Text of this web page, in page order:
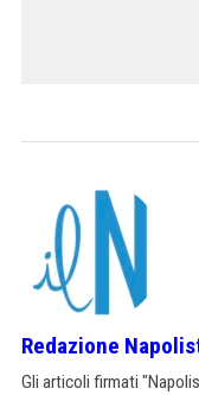
Redazione
Gli articoli firmati